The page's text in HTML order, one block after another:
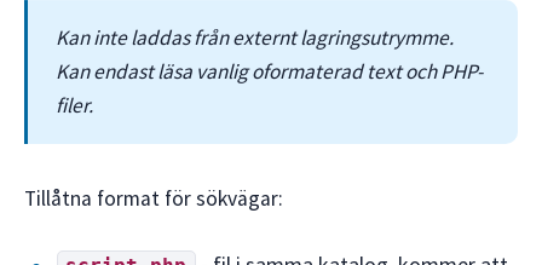
Kan inte laddas från externt lagringsutrymme.
Kan endast läsa vanlig oformaterad text och PHP-
filer.
Tillåtna format för sökvägar: